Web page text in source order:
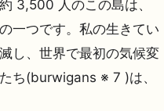
3,500 人のこの島は、
一つです。私の生きてい
し、世界で最初の気候変
ち(burwigans ※ 7 )は、